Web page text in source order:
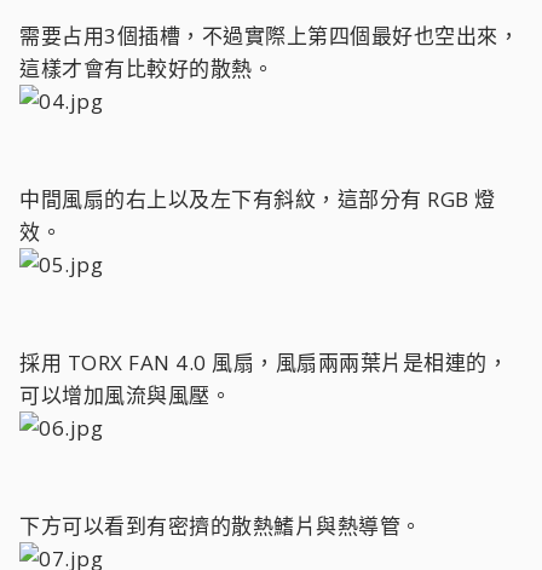
需要占用3個插槽，不過實際上第四個最好也空出來，
這樣才會有比較好的散熱。
中間風扇的右上以及左下有斜紋，這部分有 RGB 燈
效。
採用 TORX FAN 4.0 風扇，風扇兩兩葉片是相連的，
可以增加風流與風壓。
下方可以看到有密擠的散熱鰭片與熱導管。